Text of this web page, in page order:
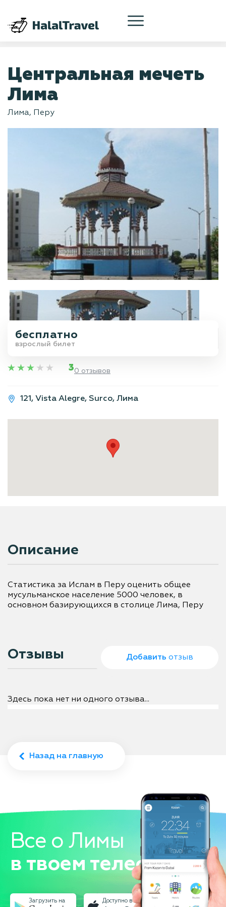
Центральная мечеть
Лима
Лима, Перу
бесплатно
взрослый билет
30 отзывов
121, Vista Alegre, Surco, Лима
Описание
Статистика за Ислам в Перу оценить общее
мусульманское население 5000 человек, в
основном базирующихся в столице Лима, Перу
Отзывы Добавить отзыв
Здесь пока нет ни одного отзыва...
Назад на главную
Все о Лимы
в твоем телефоне!
Загрузить на Доступно в